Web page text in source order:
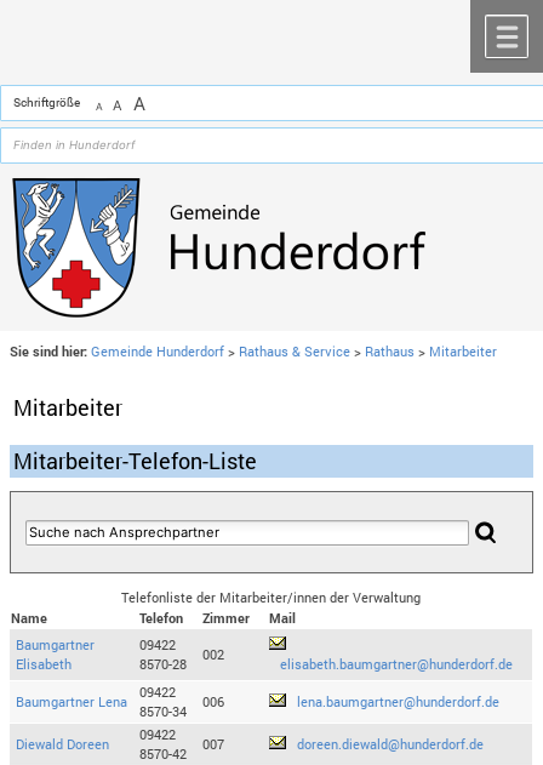
Schriftgröße A A A
Sie sind hier: Gemeinde Hunderdorf > Rathaus & Service > Rathaus > Mitarbeiter
Mitarbeiter
Mitarbeiter-Telefon-Liste
Telefonliste der Mitarbeiter/innen der Verwaltung
Name
Telefon Zimmer
Mail
Baumgartner
Elisabeth
09422
8570-28
002
elisabeth.baumgartner@hunderdorf.de
Baumgartner Lena
09422
8570-34
006 lena.baumgartner@hunderdorf.de
Diewald Doreen
09422
8570-42
007 doreen.diewald@hunderdorf.de